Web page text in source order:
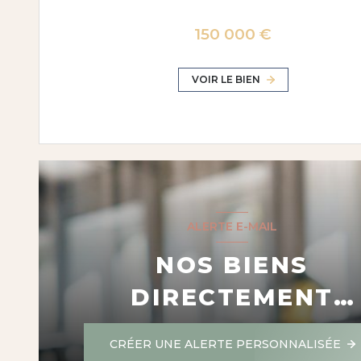
150 000 €
VOIR LE BIEN
ALERTE E-MAIL
NOS BIENS
DIRECTEMENT
DANS VOTRE
CRÉER UNE ALERTE PERSONNALISÉE